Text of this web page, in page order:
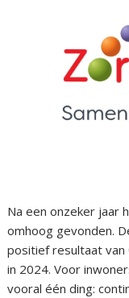
Na een onzeker jaar
omhoog gevonden.
positief resultaat van
in 2024. Voor
vooral één ding: